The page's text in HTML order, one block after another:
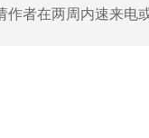
者在两周内速来电